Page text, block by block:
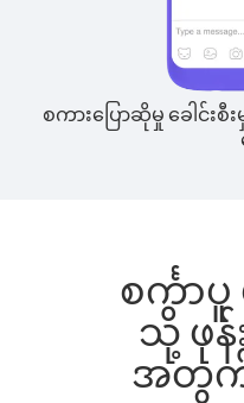
စကားပြောဆိုမှု ခေါင်းစီး
စင်္ကာ
သို့ ဖုန်
အတွက်